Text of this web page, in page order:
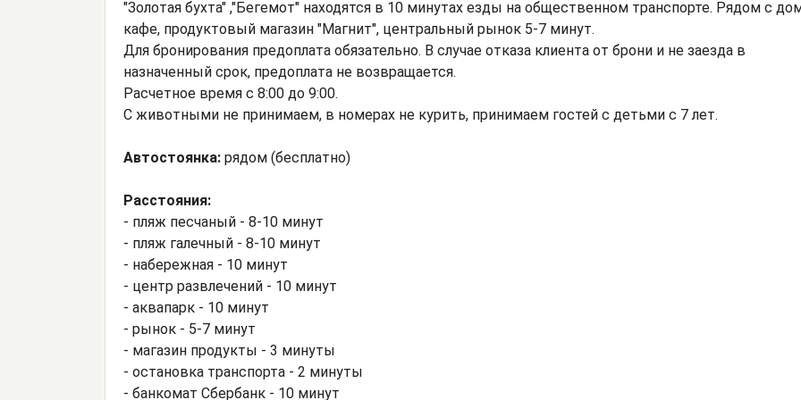
"Золотая бухта" ,"Бегемот" находятся в 10 минутах езды на общественном транспорте. Рядом с
кафе, продуктовый магазин "Магнит", центральный рынок 5-7 минут.
Для бронирования предоплата обязательно. В случае отказа клиента от брони и не заезда в
назначенный срок, предоплата не возвращается.
Расчетное время с 8:00 до 9:00.
С животными не принимаем, в номерах не курить, принимаем гостей с детьми с 7 лет.
Автостоянка: рядом (бесплатно)
Расстояния:
- пляж песчаный - 8-10 минут
- пляж галечный - 8-10 минут
- набережная - 10 минут
- центр развлечений - 10 минут
- аквапарк - 10 минут
- рынок - 5-7 минут
- магазин продукты - 3 минуты
- остановка транспорта - 2 минуты
- банкомат Сбербанк - 10 минут